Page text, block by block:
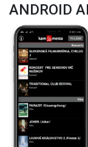
ANDROID